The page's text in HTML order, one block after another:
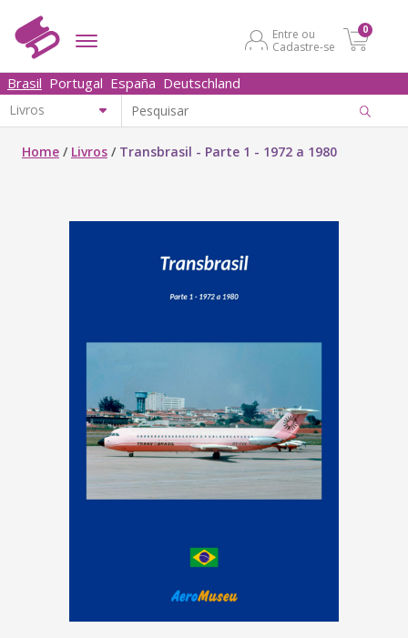
Entre ou
Cadastre-se
0
Brasil Portugal España Deutschland
Home / Livros / Transbrasil - Parte 1 - 1972 a 1980